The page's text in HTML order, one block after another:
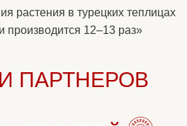
растения в турецких теплицах
производится 12–13 раз»
ПАРТНЕРОВ